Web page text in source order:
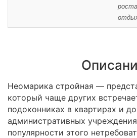
Неомарика стройная —
который чаще других
подоконниках в квартирах и
административных
популярности этого